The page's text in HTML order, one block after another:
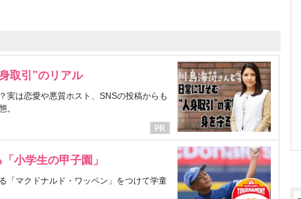
取引”のリアル
実は恋愛や悪質ホスト、SNSの投稿からも
。
小学生の甲子園」
「マクドナルド・ワッペン」をつけて学童